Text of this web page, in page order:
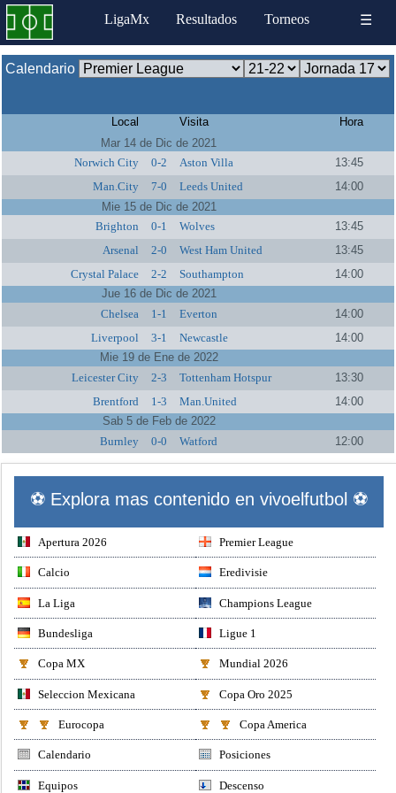
LigaMx Resultados Torneos ☰
Calendario
Local Visita
Hora
Mar 14 de Dic de 2021
Norwich City
0-2 Aston Villa
13:45
Man.City
7-0 Leeds United
14:00
Mie 15 de Dic de 2021
Brighton
0-1 Wolves
13:45
Arsenal
2-0 West Ham United
13:45
Crystal Palace
2-2 Southampton
14:00
Jue 16 de Dic de 2021
Chelsea
1-1 Everton
14:00
Liverpool
3-1 Newcastle
14:00
Mie 19 de Ene de 2022
Leicester City
2-3 Tottenham Hotspur
13:30
Brentford
1-3 Man.United
14:00
Sab 5 de Feb de 2022
Burnley
0-0 Watford 12:00
⚽ Explora mas contenido en vivoelfutbol ⚽
Apertura 2026 Premier League
Calcio Eredivisie
La Liga Champions League
Bundesliga Ligue 1
Copa MX Mundial 2026
Seleccion Mexicana Copa Oro 2025
Eurocopa Copa America
Calendario Posiciones
Equipos Descenso